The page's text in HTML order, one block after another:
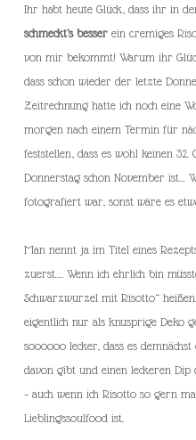
Ihr habt heute Glück, dass ihr in
schmeckt’s besser ein cremiges
von mir bekommt! Warum ihr
dass schon wieder der letzte
Zeitrechnung hatte ich noch eine
morgen nach einem Termin für
feststellen, dass es wohl keinen
Donnerstag schon November ist…
fotografiert war, sonst wäre es
Man nennt ja im Titel eines
zuerst…. Wenn ich ehrlich bin
Schwarzwurzel mit Risotto“
eigentlich nur als knusprige Deko
soooooo lecker, dass es
davon gibt und einen leckeren Dip
– auch wenn ich Risotto so gern
Lieblingssoulfood ist.